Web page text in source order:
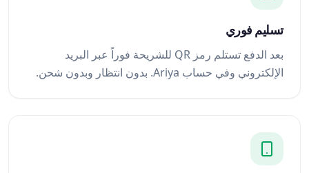
تسليم فوري
بعد الدفع تستلم رمز QR للشريحة فوراً عبر البريد
الإلكتروني وفي حساب Ariya. بدون انتظار وبدون شحن.